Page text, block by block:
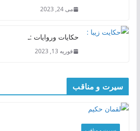
می 24, 2023
حکایات وروایات :ـ
فوریه 13, 2023
سیرت و مناقب